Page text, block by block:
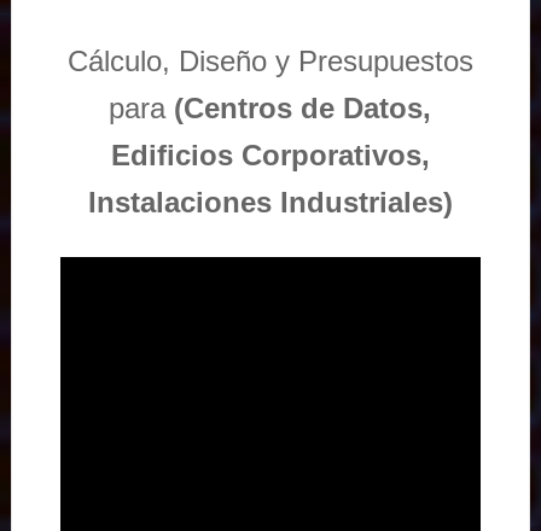
Cálculo, Diseño y Presupuestos
para (Centros de Datos,
Edificios Corporativos,
Instalaciones Industriales)